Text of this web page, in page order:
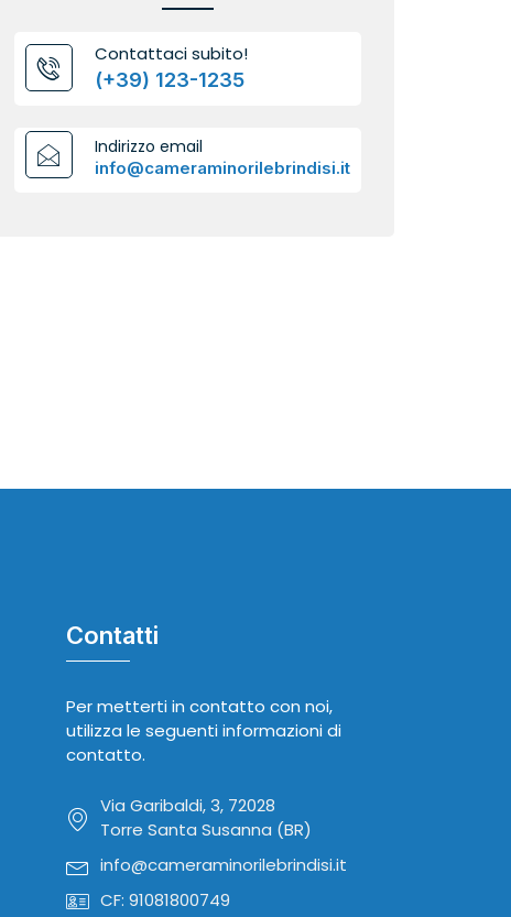
Contattaci subito!
(+39) 123-1235
Indirizzo email
info@cameraminorilebrindisi.it
Contatti
Per metterti in contatto con noi,
utilizza le seguenti informazioni di
contatto.
Via Garibaldi, 3, 72028
Torre Santa Susanna (BR)
info@cameraminorilebrindisi.it
CF: 91081800749